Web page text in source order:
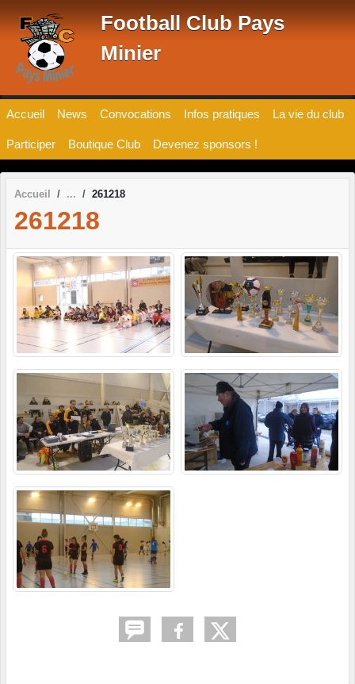
Football Club Pays
Minier
Accueil News Convocations Infos pratiques La vie du club
Participer Boutique Club Devenez sponsors !
Accueil 261218
261218